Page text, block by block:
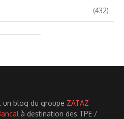
(432)
blog du groupe ZATAZ
à destination des TPE /